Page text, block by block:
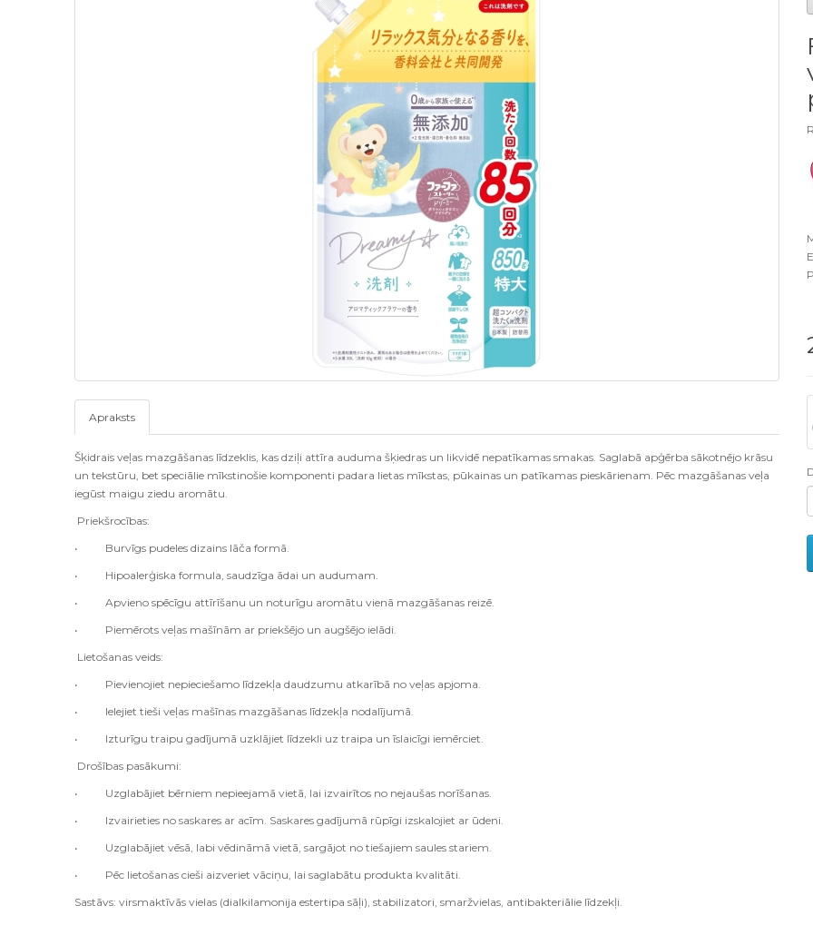
Apraksts
Šķidrais veļas mazgāšanas līdzeklis, kas dziļi attīra auduma šķiedras un likvidē nepatīkamas smakas. Saglabā apģērba sākotnējo krāsu
un tekstūru, bet speciālie mīkstinošie komponenti padara lietas mīkstas, pūkainas un patīkamas pieskārienam. Pēc mazgāšanas veļa
iegūst maigu ziedu aromātu.
Priekšrocības:
• Burvīgs pudeles dizains lāča formā.
• Hipoalerģiska formula, saudzīga ādai un audumam.
• Apvieno spēcīgu attīrīšanu un noturīgu aromātu vienā mazgāšanas reizē.
• Piemērots veļas mašīnām ar priekšējo un augšējo ielādi.
Lietošanas veids:
• Pievienojiet nepieciešamo līdzekļa daudzumu atkarībā no veļas apjoma.
• Ielejiet tieši veļas mašīnas mazgāšanas līdzekļa nodalījumā.
• Izturīgu traipu gadījumā uzklājiet līdzekli uz traipa un īslaicīgi iemērciet.
Drošības pasākumi:
• Uzglabājiet bērniem nepieejamā vietā, lai izvairītos no nejaušas norīšanas.
• Izvairieties no saskares ar acīm. Saskares gadījumā rūpīgi izskalojiet ar ūdeni.
• Uzglabājiet vēsā, labi vēdināmā vietā, sargājot no tiešajiem saules stariem.
• Pēc lietošanas cieši aizveriet vāciņu, lai saglabātu produkta kvalitāti.
Sastāvs: virsmaktīvās vielas (dialkilamonija estertipa sāļi), stabilizatori, smaržvielas, antibakteriālie līdzekļi.